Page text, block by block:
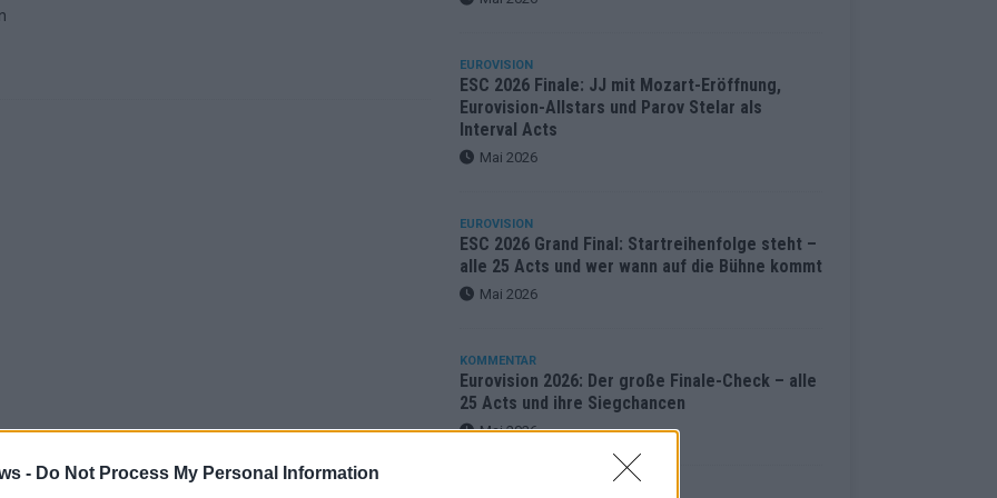
- Do Not Process My Personal Information
EUROVISION
ESC 2026 Finale: JJ mit Mozart-Eröffnung,
Eurovision-Allstars und Parov Stelar als
Interval Acts
Mai 2026
EUROVISION
ESC 2026 Grand Final: Startreihenfolge steht –
alle 25 Acts und wer wann auf die Bühne kommt
Mai 2026
KOMMENTAR
Eurovision 2026: Der große Finale-Check – alle
25 Acts und ihre Siegchancen
Mai 2026